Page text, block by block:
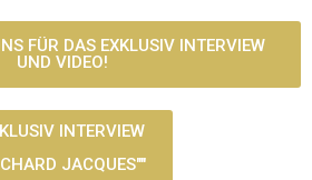
FÜR DAS EXKLUSIV INTERVIEW
UND VIDEO!
INTERVIEW
JACQUES""